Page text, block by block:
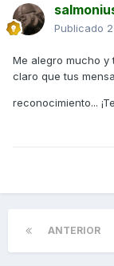
Publicado
Me alegro mucho y
claro que tus
reconocimiento...
ANTERIOR